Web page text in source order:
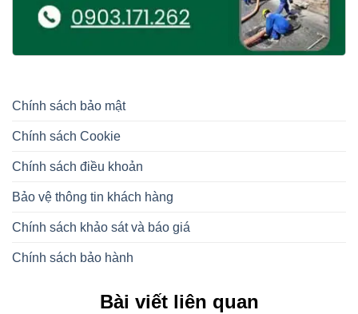
Chính sách bảo mật
Chính sách Cookie
Chính sách điều khoản
Bảo vệ thông tin khách hàng
Chính sách khảo sát và báo giá
Chính sách bảo hành
Bài viết liên quan